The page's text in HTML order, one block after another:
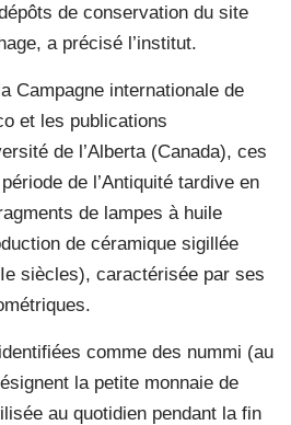
de conservation du site
a précisé l’institut.
Campagne internationale de
et les publications
de l’Alberta (Canada), ces
de l’Antiquité tardive en
de lampes à huile
de céramique sigillée
siècles), caractérisée par ses
comme des nummi (au
la petite monnaie de
au quotidien pendant la fin